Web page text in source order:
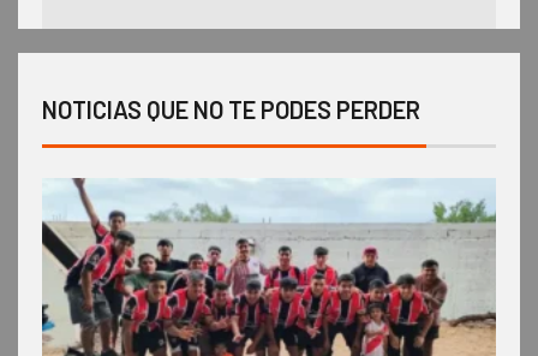
NOTICIAS QUE NO TE PODES PERDER